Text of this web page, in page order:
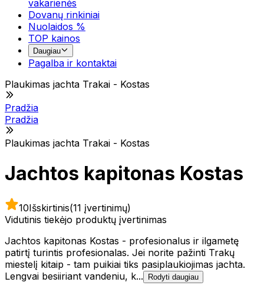
vakarienės
Dovanų rinkiniai
Nuolaidos %
TOP kainos
Daugiau
Pagalba ir kontaktai
Plaukimas jachta Trakai - Kostas
Pradžia
Pradžia
Plaukimas jachta Trakai - Kostas
Jachtos kapitonas Kostas
10Išskirtinis(11 įvertinimų)
Vidutinis tiekėjo produktų įvertinimas
Jachtos kapitonas Kostas - profesionalus ir ilgametę
patirtį turintis profesionalas. Jei norite pažinti Trakų
miestelį kitaip - tam puikiai tiks pasiplaukiojimas jachta.
Lengvai besiiriant vandeniu, k...
Rodyti daugiau